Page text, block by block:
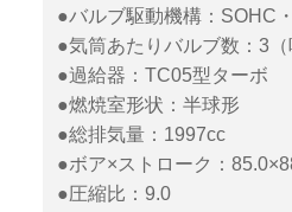
●バルブ駆動機構：SOHC
●気筒あたりバルブ数：3（
●過給器：TC05型ターボ
●燃焼室形状：半球形
●総排気量：1997cc
●ボア×ストローク：
●圧縮比：9.0